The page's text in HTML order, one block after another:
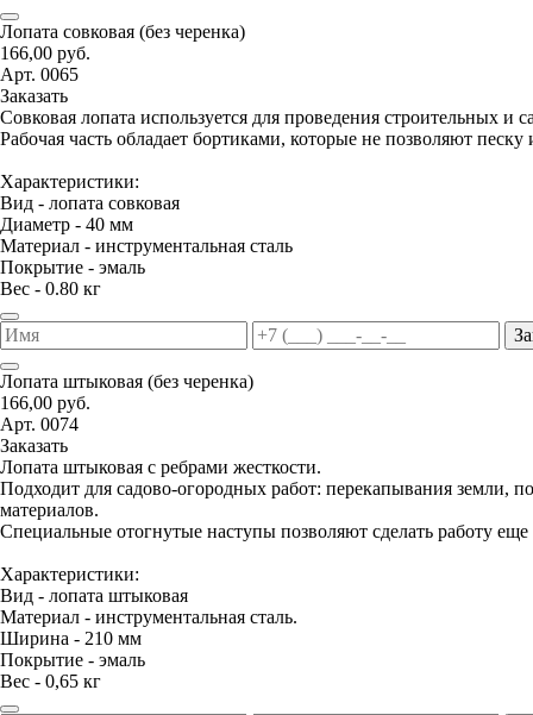
Лопата совковая (без черенка)
166,00 руб.
Арт. 0065
Заказать
Совковая лопата используется для проведения строительных и
Рабочая часть обладает бортиками, которые не позволяют
Характеристики:
Вид - лопата совковая
Диаметр - 40 мм
Материал - инструментальная сталь
Покрытие - эмаль
Вес - 0.80 кг
Лопата штыковая (без черенка)
166,00 руб.
Арт. 0074
Заказать
Лопата штыковая с ребрами жесткости.
Подходит для садово-огородных работ: перекапывания земли,
материалов.
Специальные отогнутые наступы позволяют сделать работу
Характеристики:
Вид - лопата штыковая
Материал - инструментальная сталь.
Ширина - 210 мм
Покрытие - эмаль
Вес - 0,65 кг